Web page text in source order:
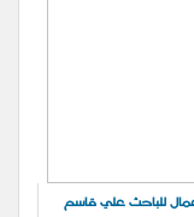
للباحث علي قاسم